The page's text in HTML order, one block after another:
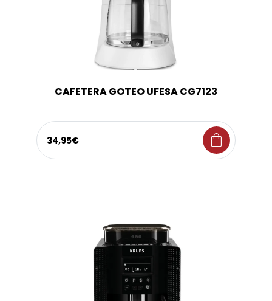
CAFETERA GOTEO UFESA CG7123
34,95€ shopping_bag